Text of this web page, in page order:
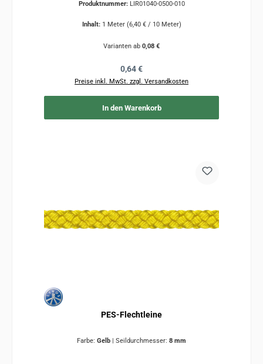
Produktnummer: LIR01040-0500-010
Inhalt: 1 Meter (6,40 € / 10 Meter)
Varianten ab 0,08 €
Regulärer Preis:
0,64 €
Preise inkl. MwSt. zzgl. Versandkosten
In den Warenkorb
PES-Flechtleine
Farbe: Gelb Seildurchmesser: 8 mm